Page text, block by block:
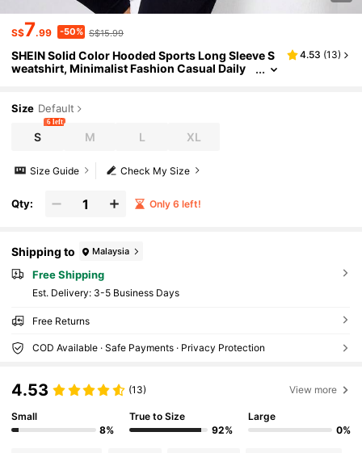
S$7.99 -50% S$15.99
SHEIN Solid Color Hooded Sports Long Sleeve S
weatshirt, Minimalist Fashion Casual Daily
4.53 (13)
Size Default
S
6 left
M L XL
Check My Size
Size Guide
Qty: Only 6 left!
Shipping to Malaysia
Free Shipping
​Est. Delivery: 3-5 Business Days
Free Returns
COD Available · Safe Payments · Privacy Protection
4.53 (13) View more
Small
8%
True to Size
92%
Large
0%